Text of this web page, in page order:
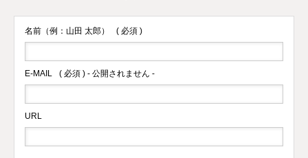
名前（例：山田 太郎） ( 必須 )
E-MAIL ( 必須 ) - 公開されません -
URL